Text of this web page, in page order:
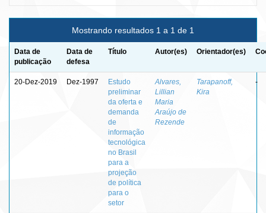
Mostrando resultados 1 a 1 de 1
Data de
publicação
Data de
defesa
Título Autor(es) Orientador(es)
20-Dez-2019 Dez-1997
Estudo
preliminar
da oferta e
demanda
de
informação
tecnológica
no Brasil
para a
projeção
de política
para o
setor
Alvares,
Lillian
Maria
Araújo de
Rezende
Tarapanoff,
Kira
-